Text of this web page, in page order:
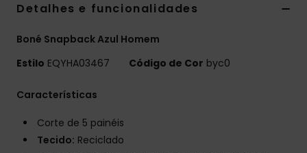
Detalhes e funcionalidades
Boné Snapback Azul Homem
Estilo EQYHA03467 Código de Cor byc0
Características
Corte de 5 painéis
Tecido: Reciclado